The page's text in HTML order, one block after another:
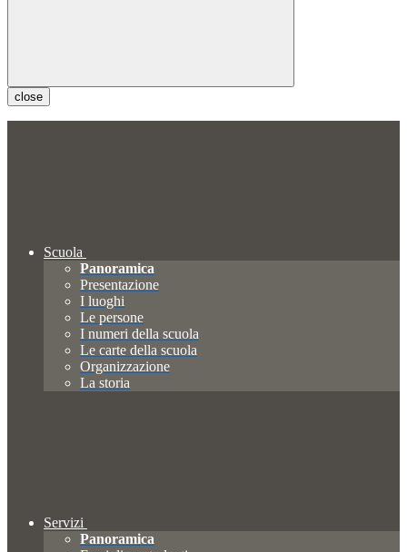
close
Scuola
Panoramica
Presentazione
I luoghi
Le persone
I numeri della scuola
Le carte della scuola
Organizzazione
La storia
Servizi
Panoramica